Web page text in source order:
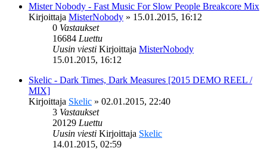
Mister Nobody - Fast Music For Slow People Breakcore Mix
Kirjoittaja MisterNobody » 15.01.2015, 16:12
0 Vastaukset
16684 Luettu
Uusin viesti Kirjoittaja MisterNobody
15.01.2015, 16:12
Skelic - Dark Times, Dark Measures [ 2015 DEMO REEL /
MIX ]
Kirjoittaja Skelic » 02.01.2015, 22:40
3 Vastaukset
20129 Luettu
Uusin viesti Kirjoittaja Skelic
14.01.2015, 02:59